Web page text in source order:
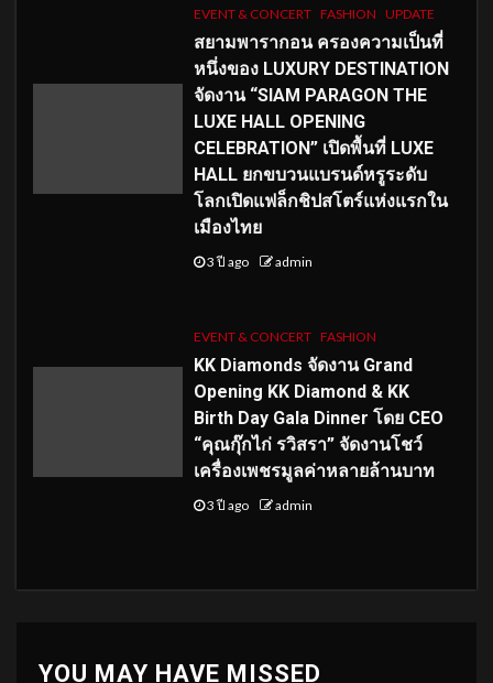
EVENT & CONCERT FASHION UPDATE
สยามพารากอน ครองความเป็นที่
หนึ่งของ LUXURY DESTINATION
จัดงาน “SIAM PARAGON THE
LUXE HALL OPENING
CELEBRATION” เปิดพื้นที่ LUXE
HALL ยกขบวนแบรนด์หรูระดับ
โลกเปิดแฟล็กชิปสโตร์แห่งแรกใน
เมืองไทย
3 ปี ago admin
EVENT & CONCERT FASHION
KK Diamonds จัดงาน Grand
Opening KK Diamond & KK
Birth Day Gala Dinner โดย CEO
“คุณกุ๊กไก่ รวิสรา” จัดงานโชว์
เครื่องเพชรมูลค่าหลายล้านบาท
3 ปี ago admin
YOU MAY HAVE MISSED